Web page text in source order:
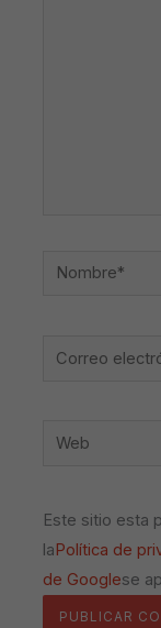
Nombre*
Correo
Web
Este sitio esta
laPolítica de
de Googlese